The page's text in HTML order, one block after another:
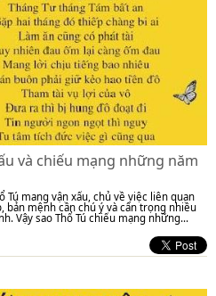
và chiếu mạng những năm
Tú mang vận xấu, chủ về việc liên quan
bản mệnh cần chú ý và cẩn trọng nhiều
Vậy sao Thổ Tú chiếu mạng những...